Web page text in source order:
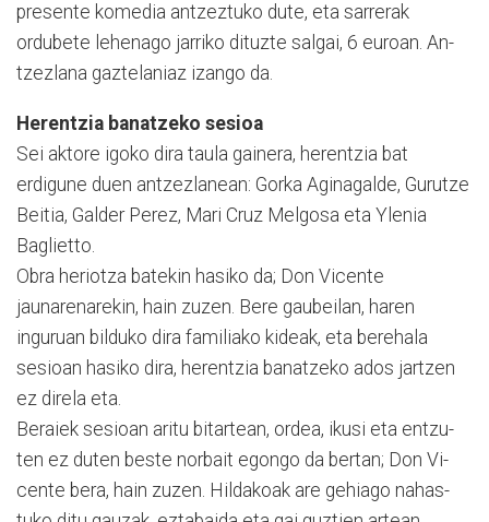
presente komedia antzeztuko dute, eta sarrerak
ordubete lehenago jarriko di­tuzte salgai, 6 euroan. An­
tzez­­lana gaztelaniaz izango da.
Herentzia banatzeko sesioa
Sei aktore igoko dira taula gainera, herentzia bat
erdigune duen antzezlanean: Gorka Aginagalde, Gurutze
Beitia, Galder Perez, Mari Cruz Melgosa eta Ylenia
Baglietto.
Obra heriotza batekin ha­siko da; Don Vicente
jaunarenarekin, hain zuzen. Bere gaubeilan, haren
inguruan bilduko dira familiako kideak, eta berehala
sesioan ha­si­ko dira, herentzia bana­tze­ko ados jar­tzen
ez direla eta.
Beraiek sesioan aritu bi­tar­tean, ordea, ikusi eta en­tzu­­
ten ez duten beste norbait egon­go da bertan; Don Vi­
cen­te bera, hain zuzen. Hil­da­ko­ak are gehiago na­has­